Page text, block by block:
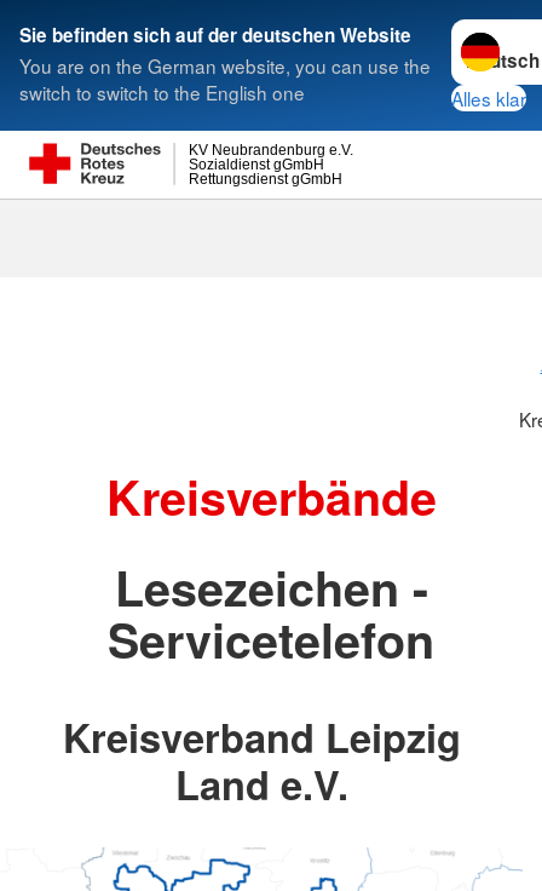
Sie befinden sich auf der deutschen Website
You are on the German website, you can use the
switch to switch to the English one
Sprache
Alles klar
Rettungsdienst gGmbH
Sozialdienst gGmbH
KV Neubrandenburg e.V.
Suche
Kreisverbände
Lesezeichen -
Servicetelefon
Kreisverband Leipzig
Land e.V.